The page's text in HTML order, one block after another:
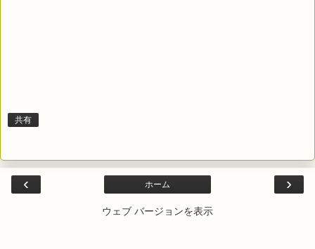
共有
‹ ›
ホーム
ウェブ バージョンを表示